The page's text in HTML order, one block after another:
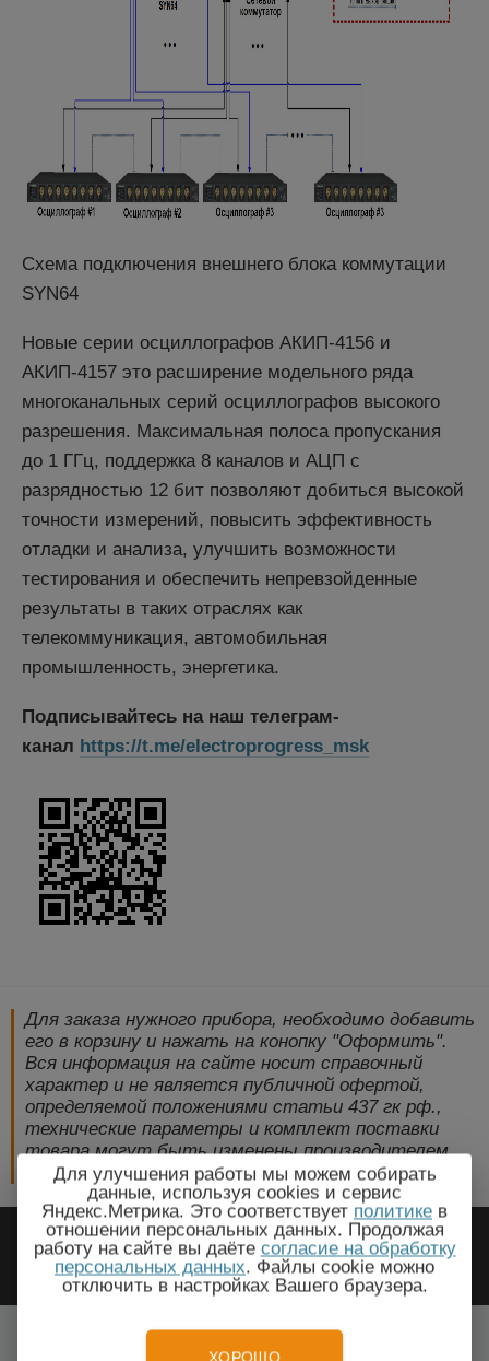
Схема подключения внешнего блока коммутации
SYN64
Новые серии осциллографов АКИП-4156 и
АКИП-4157 это расширение модельного ряда
многоканальных серий осциллографов высокого
разрешения. Максимальная полоса пропускания
до 1 ГГц, поддержка 8 каналов и АЦП с
разрядностью 12 бит позволяют добиться высокой
точности измерений, повысить эффективность
отладки и анализа, улучшить возможности
тестирования и обеспечить непревзойденные
результаты в таких отраслях как
телекоммуникация, автомобильная
промышленность, энергетика.
Подписывайтесь на наш телеграм-
канал https://t.me/electroprogress_msk
Для заказа нужного прибора, необходимо добавить
его в корзину и нажать на конопку "Оформить".
Вся информация на сайте носит справочный
характер и не является публичной офертой,
определяемой положениями статьи 437 гк рф.,
технические параметры и комплект поставки
товара могут быть изменены производителем
без предварительного уведомления!
2009-2026 © ЭлектроПрогресс -
Электротехническое оборудование
Семей, Восточно-Казахстанская область
Для улучшения работы мы можем собирать
данные, используя cookies и сервис
Яндекс.Метрика. Это соответствует политике в
отношении персональных данных. Продолжая
работу на сайте вы даёте согласие на обработку
персональных данных. Файлы cookie можно
отключить в настройках Вашего браузера.
ХОРОШО